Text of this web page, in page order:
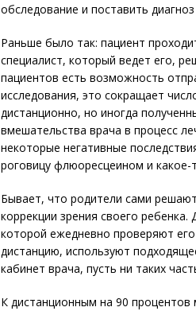
обследование и поставить
Раньше было так: пациент
специалист, который ведет его,
пациентов есть возможность
исследования, это сокращает
дистанционно, но иногда
вмешательства врача в процесс
некоторые негативные
роговицу флюоресцеином и
Бывает, что родители сами
коррекции зрения своего
которой еже­дневно проверяют
дистанцию, используют
кабинет врача, пусть ни таких
К дистанционным на 90